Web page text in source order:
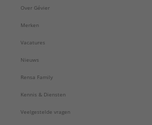
Over Gévier
Merken
Vacatures
Nieuws
Rensa Family
Kennis & Diensten
Veelgestelde vragen